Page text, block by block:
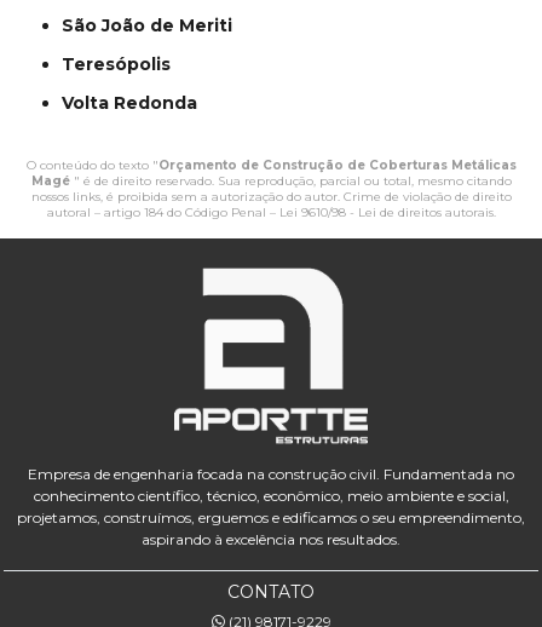
São João de Meriti
Teresópolis
Volta Redonda
O conteúdo do texto "Orçamento de Construção de Coberturas Metálicas
Magé " é de direito reservado. Sua reprodução, parcial ou total, mesmo citando
nossos links, é proibida sem a autorização do autor. Crime de violação de direito
autoral – artigo 184 do Código Penal – Lei 9610/98 - Lei de direitos autorais.
Empresa de engenharia focada na construção civil. Fundamentada no
conhecimento científico, técnico, econômico, meio ambiente e social,
projetamos, construímos, erguemos e edificamos o seu empreendimento,
aspirando à excelência nos resultados.
CONTATO
(21) 98171-9229